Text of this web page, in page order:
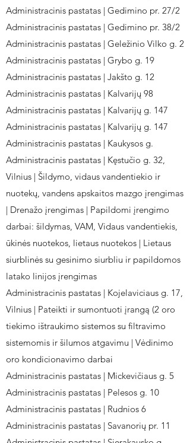
Administracinis pastatas | Gedimino pr. 27/2
Administracinis pastatas | Gedimino pr. 38/2
Administracinis pastatas | Geležinio Vilko g. 2
Administracinis pastatas | Grybo g. 19
Administracinis pastatas | Jakšto g. 12
Administracinis pastatas | Kalvarijų 98
Administracinis pastatas | Kalvarijų g. 147
Administracinis pastatas | Kalvarijų g. 147
Administracinis pastatas | Kaukysos g.
Administracinis pastatas | Kęstučio g. 32,
Vilnius | Šildymo, vidaus vandentiekio ir
nuotekų, vandens apskaitos mazgo įrengimas
| Drenažo įrengimas | Papildomi įrengimo
darbai: šildymas, VAM, Vidaus vandentiekis,
ūkinės nuotekos, lietaus nuotekos | Lietaus
siurblinės su gesinimo siurbliu ir papildomos
latako linijos įrengimas
Administracinis pastatas | Kojelaviciaus g. 17,
Vilnius | Pateikti ir sumontuoti įrangą (2 oro
tiekimo ištraukimo sistemos su filtravimo
sistemomis ir šilumos atgavimu | Vėdinimo
oro kondicionavimo darbai
Administracinis pastatas | Mickevičiaus g. 5
Administracinis pastatas | Pelesos g. 10
Administracinis pastatas | Rudnios 6
Administracinis pastatas | Savanorių pr. 11